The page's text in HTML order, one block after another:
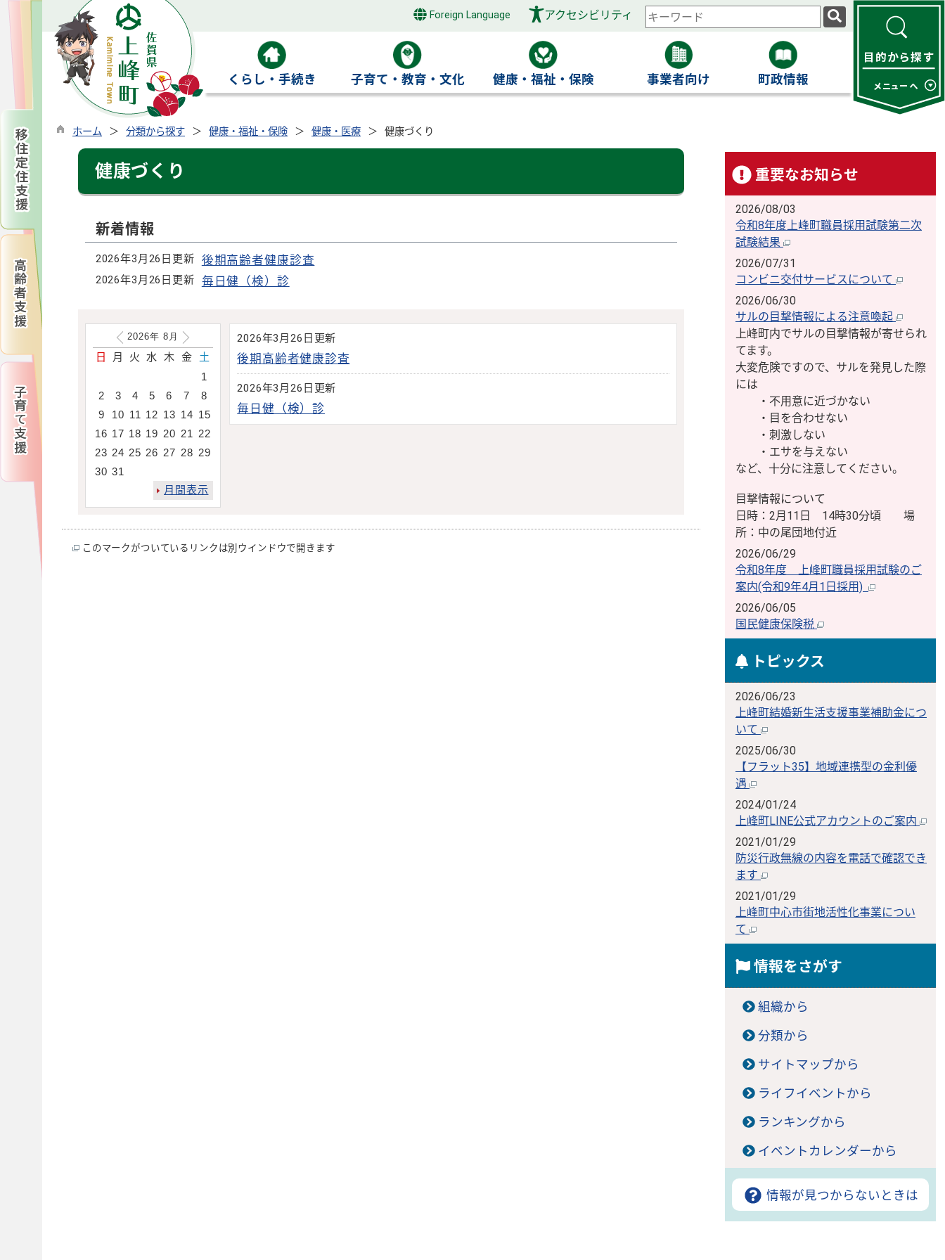
Foreign Language アクセシビリティ
検
索
ワ
ー
くらし・手続き 子育て・教育・文化 健康・福祉・保険 事業者向け 町政情報
ホーム 分類から探す 健康・福祉・保険 健康・医療 健康づくり
健康づくり
新着情報
2026年3月26日更新 後期高齢者健康診査
2026年3月26日更新 毎日健（検）診
2026年3月26日更新
後期高齢者健康診査
2026年3月26日更新
毎日健（検）診
2026年 8 月
日 月 火 水 木 金 土
1
2
3 4 5 6 7
8
9
10 11 12 13 14 15
16 17 18 19 20 21 22
23 24 25 26 27 28 29
30 31
月間表示
このマークがついているリンクは別ウインドウで開きます
重要なお知らせ
2026/08/03
令和8年度上峰町職員採用試験第二次
試験結果
2026/07/31
コンビニ交付サービスについて
2026/06/30
サルの目撃情報による注意喚起
上峰町内でサルの目撃情報が寄せられ
てます。
大変危険ですので、サルを発見した際
には
・不用意に近づかない
・目を合わせない
・刺激しない
・エサを与えない
など、十分に注意してください。
目撃情報について
日時：2月11日 14時30分頃 場
所：中の尾団地付近
2026/06/29
令和8年度 上峰町職員採用試験のご
案内(令和9年4月1日採用)
2026/06/05
国民健康保険税
トピックス
2026/06/23
上峰町結婚新生活支援事業補助金につ
いて
2025/06/30
【フラット35】地域連携型の金利優
遇
2024/01/24
上峰町LINE公式アカウントのご案内
2021/01/29
防災行政無線の内容を電話で確認でき
ます
2021/01/29
上峰町中心市街地活性化事業につい
て
情報をさがす
組織から
分類から
サイトマップから
ライフイベントから
ランキングから
イベントカレンダーから
情報が見つからないときは